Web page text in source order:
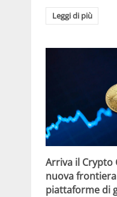
Leggi di più
Arriva il Crypto
nuova
piattaforme di